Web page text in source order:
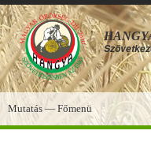
Főmenü
Mutatás — Főmenü